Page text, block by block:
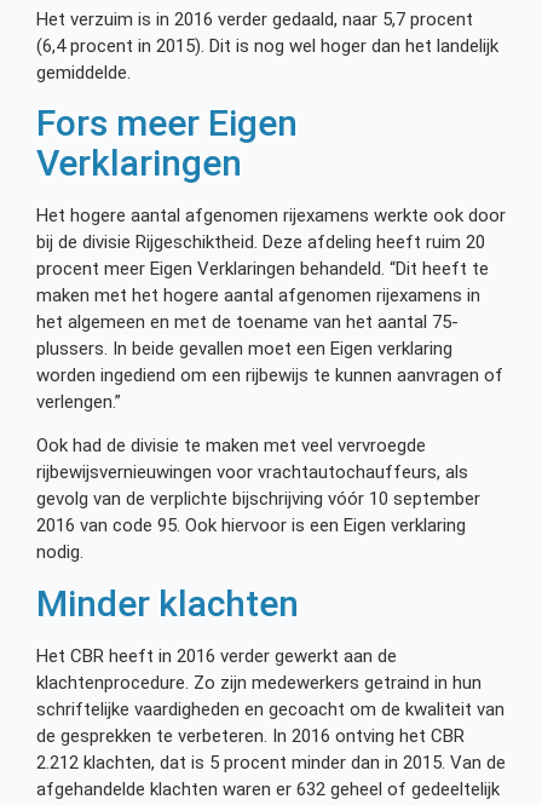
Het verzuim is in 2016 verder gedaald, naar 5,7 procent
(6,4 procent in 2015). Dit is nog wel hoger dan het landelijk
gemiddelde.
Fors meer Eigen
Verklaringen
Het hogere aantal afgenomen rijexamens werkte ook door
bij de divisie Rijgeschiktheid. Deze afdeling heeft ruim 20
procent meer Eigen Verklaringen behandeld. “Dit heeft te
maken met het hogere aantal afgenomen rijexamens in
het algemeen en met de toename van het aantal 75-
plussers. In beide gevallen moet een Eigen verklaring
worden ingediend om een rijbewijs te kunnen aanvragen of
verlengen.”
Ook had de divisie te maken met veel vervroegde
rijbewijsvernieuwingen voor vrachtautochauffeurs, als
gevolg van de verplichte bijschrijving vóór 10 september
2016 van code 95. Ook hiervoor is een Eigen verklaring
nodig.
Minder klachten
Het CBR heeft in 2016 verder gewerkt aan de
klachtenprocedure. Zo zijn medewerkers getraind in hun
schriftelijke vaardigheden en gecoacht om de kwaliteit van
de gesprekken te verbeteren. In 2016 ontving het CBR
2.212 klachten, dat is 5 procent minder dan in 2015. Van de
afgehandelde klachten waren er 632 geheel of gedeeltelijk